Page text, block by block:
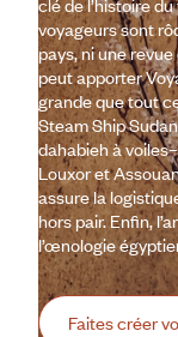
clé de l’histoire
voyageurs sont
pays, ni une revue
peut apporter
grande que tout
Steam Ship
dahabieh à
Louxor et
assure la
hors pair. Enfin,
l’œnologie
Faites créer